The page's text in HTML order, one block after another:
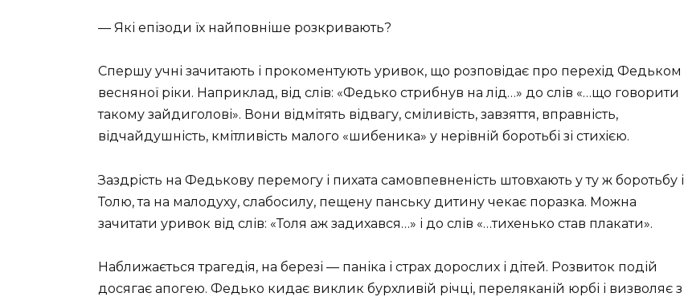
— Які епізоди їх найповніше розкривають?
Спершу учні зачитають і прокоментують уривок, що розповідає про перехід Федьком
весняної ріки. Наприклад, від слів: «Федько стрибнув на лід…» до слів «…що говорити
такому зайдиголові». Вони відмітять відвагу, сміливість, завзяття, вправність,
відчайдушність, кмітливість малого «шибеника» у нерівній боротьбі зі стихією.
Заздрість на Федькову перемогу і пихата самовпевненість штовхають у ту ж боротьбу і
Толю, та на малодуху, слабосилу, пещену панську дитину чекає поразка. Можна
зачитати уривок від слів: «Толя аж задихався…» і до слів «…тихенько став плакати».
Наближається трагедія, на березі — паніка і страх дорослих і дітей. Розвиток подій
досягає апогею. Федько кидає виклик бурхливій річці, переляканій юрбі і визволяє з